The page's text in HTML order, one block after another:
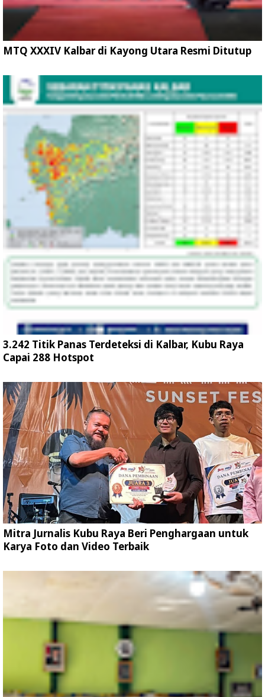
MTQ XXXIV Kalbar di Kayong Utara Resmi Ditutup
3.242 Titik Panas Terdeteksi di Kalbar, Kubu Raya
Capai 288 Hotspot
Mitra Jurnalis Kubu Raya Beri Penghargaan untuk
Karya Foto dan Video Terbaik